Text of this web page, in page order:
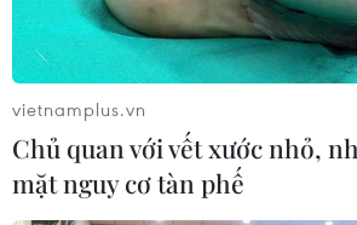
Phim Việt lần thứ tư ghi dấu ấn tại
chương trình chiếu phim mùa Hè
Berlin
vietnamplus.vn
Chủ quan với vết xước nhỏ,
mặt nguy cơ tàn phế